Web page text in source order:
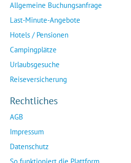
Allgemeine Buchungsanfrage
Last-Minute-Angebote
Hotels / Pensionen
Campingplätze
Urlaubsgesuche
Reiseversicherung
Rechtliches
AGB
Impressum
Datenschutz